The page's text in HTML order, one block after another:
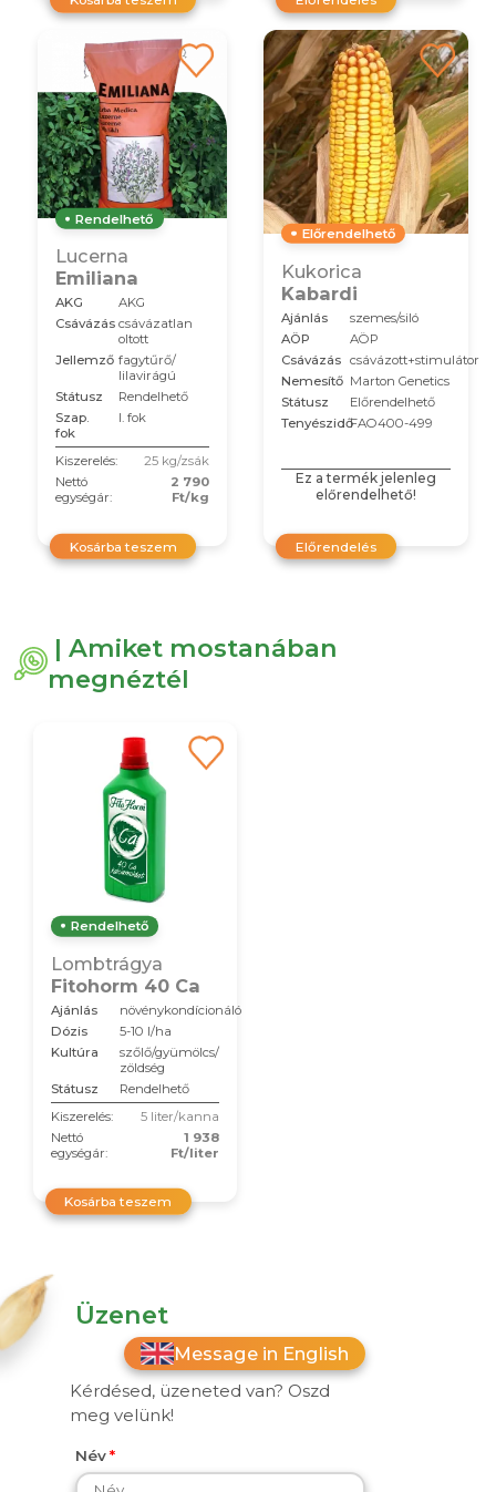
Rendelhető
Lucerna
Emiliana
AKG
AKG
Csávázás csávázatlan
oltott
Jellemző fagytűrő/
lilavirágú
Státusz
Rendelhető
Szap.
fok
I. fok
Kiszerelés:
25 kg/zsák
Nettó
egységár:
2 790
Ft/kg
Kosárba teszem
Előrendelhető
Kukorica
Kabardi
Ajánlás
szemes/siló
AÖP
AÖP
Csávázás csávázott+stimulátor
Nemesítő Marton Genetics
Státusz
Előrendelhető
TenyészidőFAO400-499
Ez a termék jelenleg
előrendelhető!
Előrendelés
| Amiket mostanában
megnéztél
Rendelhető
Lombtrágya
Fitohorm 40 Ca
Ajánlás
növénykondícionáló
Dózis
5-10 l/ha
Kultúra
szőlő/gyümölcs/
zöldség
Státusz
Rendelhető
Kiszerelés:
5 liter/kanna
Nettó
egységár:
1 938
Ft/liter
Kosárba teszem
Üzenet
Message in English
Kérdésed, üzeneted van? Oszd
meg velünk!
Név